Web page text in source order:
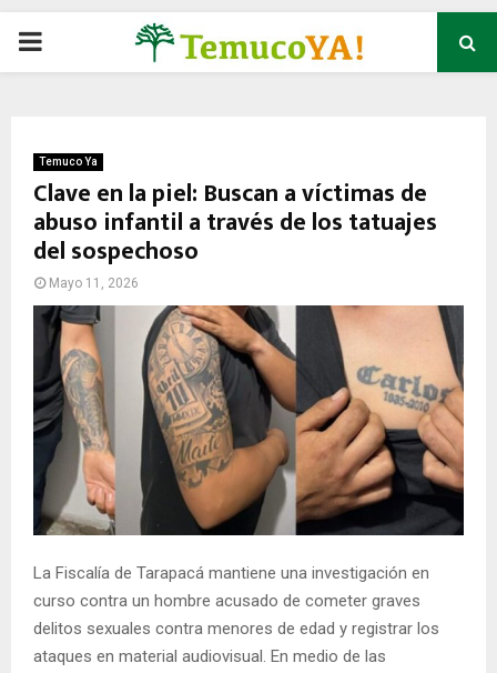
P
M
A
Y
N
U
Temuco Ya
Clave en la piel: Buscan a víctimas de
abuso infantil a través de los tatuajes
del sospechoso
Mayo 11, 2026
La Fiscalía de Tarapacá mantiene una investigación en
curso contra un hombre acusado de cometer graves
delitos sexuales contra menores de edad y registrar los
ataques en material audiovisual. En medio de las